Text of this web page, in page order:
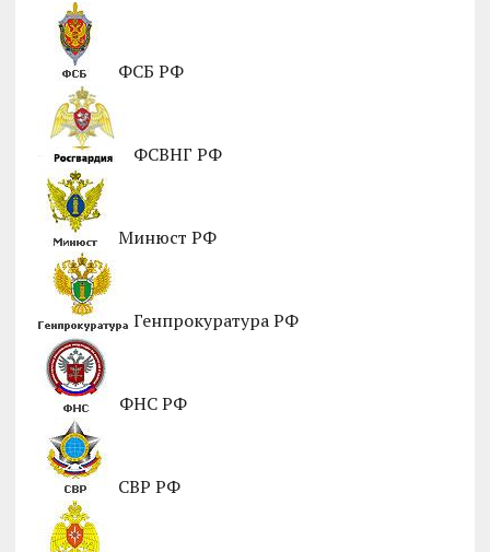
ФСБ РФ
ФСВНГ РФ
Минюст РФ
Генпрокуратура РФ
ФНС РФ
СВР РФ